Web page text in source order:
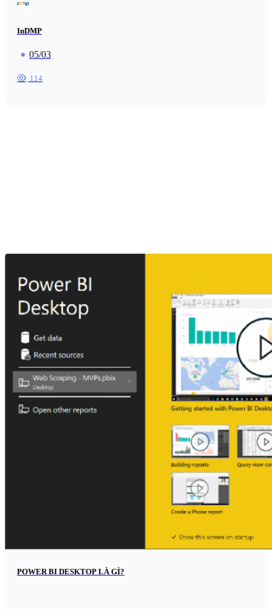
InDMP
05/03
114
POWER BI DESKTOP LÀ GÌ?